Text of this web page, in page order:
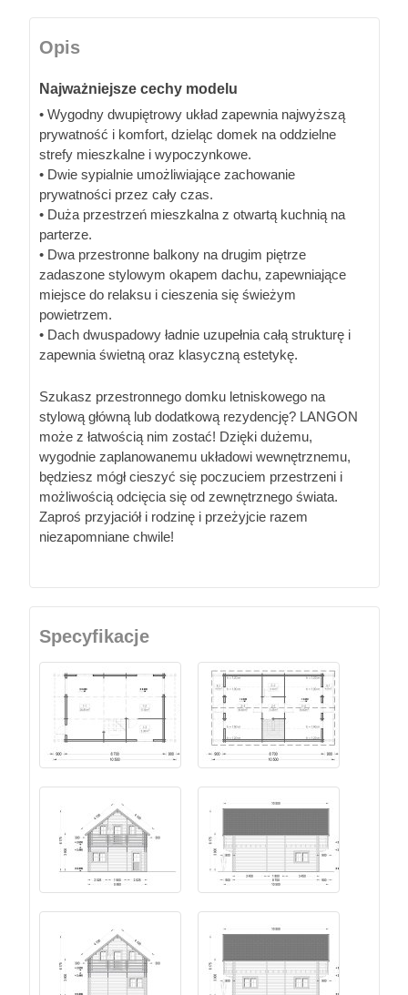
Opis
Najważniejsze cechy modelu
• Wygodny dwupiętrowy układ zapewnia najwyższą
prywatność i komfort, dzieląc domek na oddzielne
strefy mieszkalne i wypoczynkowe.
• Dwie sypialnie umożliwiające zachowanie
prywatności przez cały czas.
• Duża przestrzeń mieszkalna z otwartą kuchnią na
parterze.
• Dwa przestronne balkony na drugim piętrze
zadaszone stylowym okapem dachu, zapewniające
miejsce do relaksu i cieszenia się świeżym
powietrzem.
• Dach dwuspadowy ładnie uzupełnia całą strukturę i
zapewnia świetną oraz klasyczną estetykę.
Szukasz przestronnego domku letniskowego na
stylową główną lub dodatkową rezydencję? LANGON
może z łatwością nim zostać! Dzięki dużemu,
wygodnie zaplanowanemu układowi wewnętrznemu,
będziesz mógł cieszyć się poczuciem przestrzeni i
możliwością odcięcia się od zewnętrznego świata.
Zaproś przyjaciół i rodzinę i przeżyjcie razem
niezapomniane chwile!
Specyfikacje